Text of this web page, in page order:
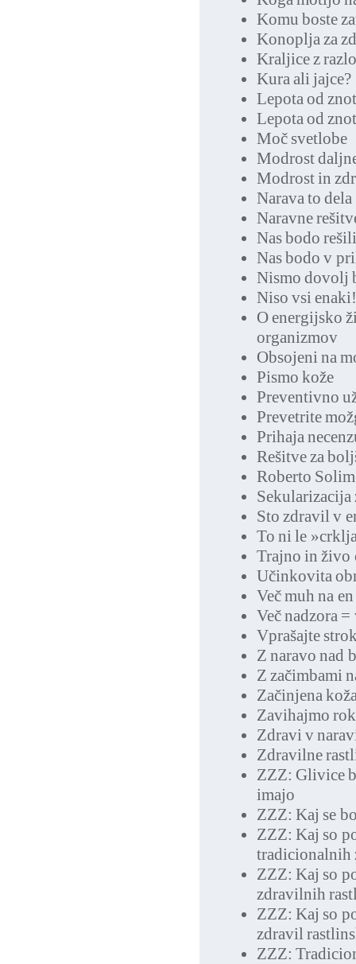
Komu boste
Konoplja za
Kraljice z
Kura ali jajce?
Lepota od
Lepota od
Moč svetlobe
Modrost
Modrost in
Narava to
Naravne
Nas bodo
Nas bodo v
Nismo dovolj
Niso vsi
O energijsko
organizmov
Obsojeni na
Pismo kože
Preventivno
Prevetrite
Prihaja
Rešitve za
Roberto
Sekularizacija
Sto zdravil v
To ni le
Trajno in živo
Učinkovita
Več muh na
Več nadzora
Vprašajte
Z naravo nad
Z začimbami
Začinjena
Zavihajmo
Zdravi v
Zdravilne
ZZZ: Glivice
imajo
ZZZ: Kaj se
ZZZ: Kaj so
tradicionalnih
ZZZ: Kaj so
zdravilnih
ZZZ: Kaj so
zdravil
ZZZ: